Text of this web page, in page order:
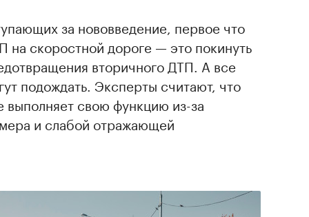
за нововведение, первое что
на скоростной дороге — это покинуть
вторичного ДТП. А все
подождать. Эксперты считают, что
выполняет свою функцию из-за
и слабой отражающей